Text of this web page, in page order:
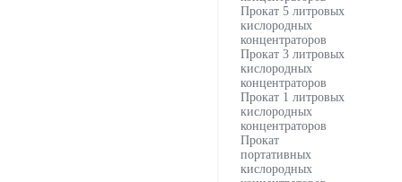
Прокат 5 литровых
кислородных
концентраторов
Прокат 3 литровых
кислородных
концентраторов
Прокат 1 литровых
кислородных
концентраторов
Прокат
портативных
кислородных